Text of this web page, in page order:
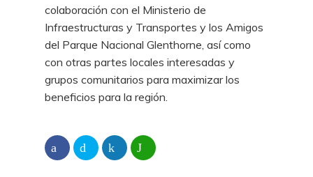
colaboración con el Ministerio de
Infraestructuras y Transportes y los Amigos
del Parque Nacional Glenthorne, así como
con otras partes locales interesadas y
grupos comunitarios para maximizar los
beneficios para la región.